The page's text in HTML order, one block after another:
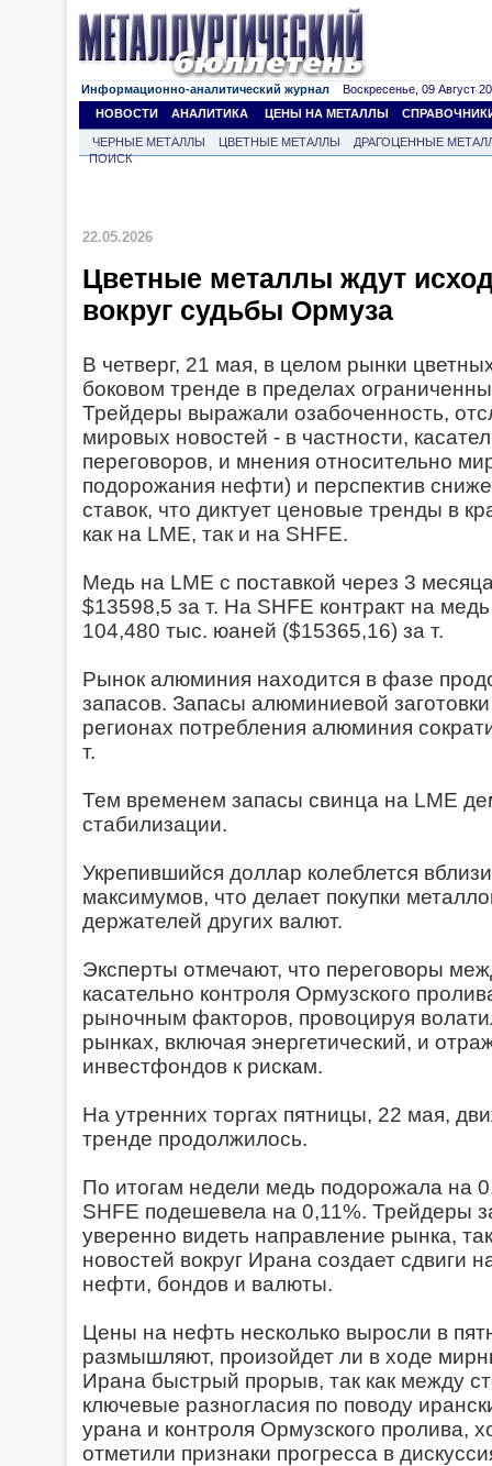
Информационно-аналитический журнал Воскресенье, 09 Август
НОВОСТИ
АНАЛИТИКА ЦЕНЫ НА МЕТАЛЛЫ
ЧЕРНЫЕ МЕТАЛЛЫ ЦВЕТНЫЕ МЕТАЛЛЫ
ДРАГОЦЕННЫЕ
ПОИСК
22.05.2026
Цветные металлы ждут
вокруг судьбы Ормуза
В четверг, 21 мая, в целом рынки
боковом тренде в пределах
Трейдеры выражали озабоченность,
мировых новостей - в частности,
переговоров, и мнения относительно
подорожания нефти) и перспектив
ставок, что диктует ценовые тренды в
как на LME, так и на SHFE.
Медь на LME с поставкой через 3
$13598,5 за т. На SHFE контракт на
104,480 тыс. юаней ($15365,16) за т.
Рынок алюминия находится в фазе
запасов. Запасы алюминиевой
регионах потребления алюминия
т.
Тем временем запасы свинца на LME
стабилизации.
Укрепившийся доллар колеблется
максимумов, что делает покупки
держателей других валют.
Эксперты отмечают, что переговоры
касательно контроля Ормузского
рыночным факторов, провоцируя
рынках, включая энергетический, и
инвестфондов к рискам.
На утренних торгах пятницы, 22 мая,
тренде продолжилось.
По итогам недели медь подорожала на
SHFE подешевела на 0,11%. Трейдеры
уверенно видеть направление рынка,
новостей вокруг Ирана создает сдвиги
нефти, бондов и валюты.
Цены на нефть несколько выросли в
размышляют, произойдет ли в ходе
Ирана быстрый прорыв, так как между
ключевые разногласия по поводу
урана и контроля Ормузского пролива,
отметили признаки прогресса в